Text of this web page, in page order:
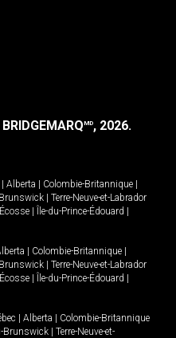
MD, 2026.
| Alberta | Colombie-Britannique |
| Terre-Neuve-et-Labrador
| Île-du-Prince-Édouard |
| Colombie-Britannique |
| Terre-Neuve-et-Labrador
| Île-du-Prince-Édouard |
| Alberta | Colombie-Britannique
Brunswick | Terre-Neuve-et-